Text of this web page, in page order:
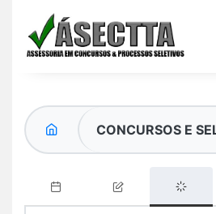
CONCURSOS E